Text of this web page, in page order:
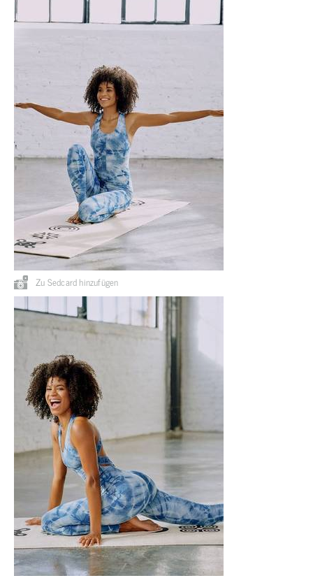
Zu Sedcard hinzufügen